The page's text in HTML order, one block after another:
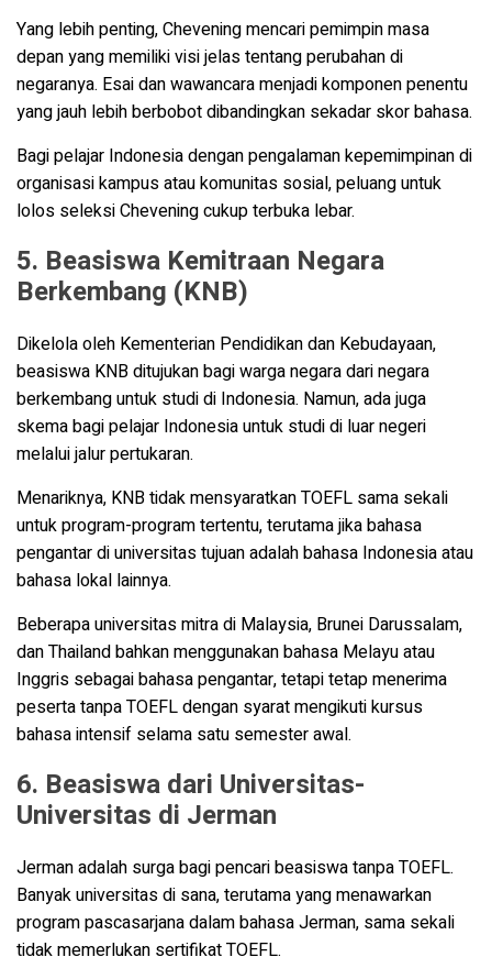
Yang lebih penting, Chevening mencari pemimpin masa
depan yang memiliki visi jelas tentang perubahan di
negaranya. Esai dan wawancara menjadi komponen penentu
yang jauh lebih berbobot dibandingkan sekadar skor bahasa.
Bagi pelajar Indonesia dengan pengalaman kepemimpinan di
organisasi kampus atau komunitas sosial, peluang untuk
lolos seleksi Chevening cukup terbuka lebar.
5. Beasiswa Kemitraan Negara
Berkembang (KNB)
Dikelola oleh Kementerian Pendidikan dan Kebudayaan,
beasiswa KNB ditujukan bagi warga negara dari negara
berkembang untuk studi di Indonesia. Namun, ada juga
skema bagi pelajar Indonesia untuk studi di luar negeri
melalui jalur pertukaran.
Menariknya, KNB tidak mensyaratkan TOEFL sama sekali
untuk program-program tertentu, terutama jika bahasa
pengantar di universitas tujuan adalah bahasa Indonesia atau
bahasa lokal lainnya.
Beberapa universitas mitra di Malaysia, Brunei Darussalam,
dan Thailand bahkan menggunakan bahasa Melayu atau
Inggris sebagai bahasa pengantar, tetapi tetap menerima
peserta tanpa TOEFL dengan syarat mengikuti kursus
bahasa intensif selama satu semester awal.
6. Beasiswa dari Universitas-
Universitas di Jerman
Jerman adalah surga bagi pencari beasiswa tanpa TOEFL.
Banyak universitas di sana, terutama yang menawarkan
program pascasarjana dalam bahasa Jerman, sama sekali
tidak memerlukan sertifikat TOEFL.